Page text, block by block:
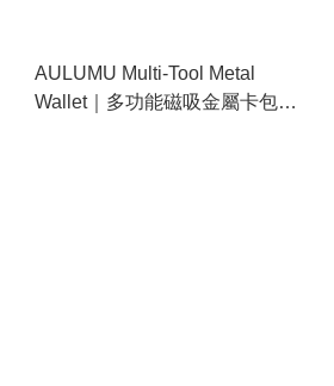
AULUMU Multi-Tool Metal
Wallet｜多功能磁吸金屬卡包